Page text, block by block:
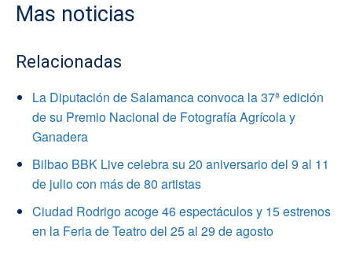
Mas noticias
Relacionadas
La Diputación de Salamanca convoca la 37ª edición
de su Premio Nacional de Fotografía Agrícola y
Ganadera
Bilbao BBK Live celebra su 20 aniversario del 9 al 11
de julio con más de 80 artistas
Ciudad Rodrigo acoge 46 espectáculos y 15 estrenos
en la Feria de Teatro del 25 al 29 de agosto